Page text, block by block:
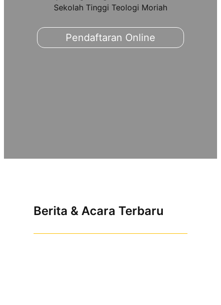
Sekolah Tinggi Teologi Moriah
Pendaftaran Online
Berita & Acara Terbaru